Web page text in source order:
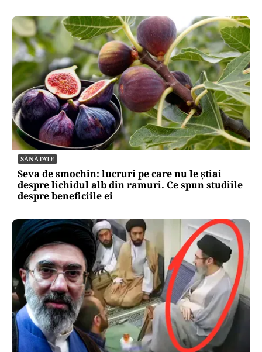
SĂNĂTATE
Seva de smochin: lucruri pe care nu le știai
despre lichidul alb din ramuri. Ce spun studiile
despre beneficiile ei